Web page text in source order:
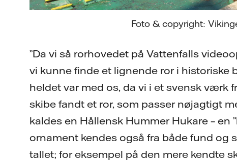
Foto & copyright:
”Da vi så rorhovedet på Vattenfalls
vi kunne finde et lignende ror i historiske
heldet var med os, da vi i et svensk værk
skibe fandt et ror, som passer nøjagtigt
kaldes en Hållensk Hummer Hukare – en
ornament kendes også fra både fund og
tallet; for eksempel på den mere kendte